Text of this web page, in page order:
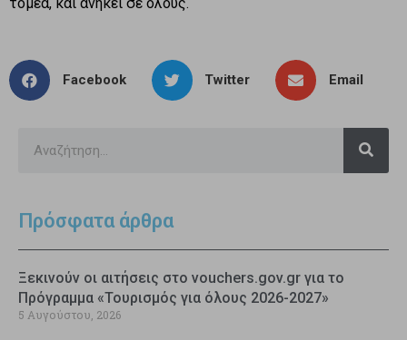
Facebook Twitter Email
Πρόσφατα άρθρα
Ξεκινούν οι αιτήσεις στο vouchers.gov.gr για το
Πρόγραμμα «Τουρισμός για όλους 2026-2027»
5 Αυγούστου, 2026